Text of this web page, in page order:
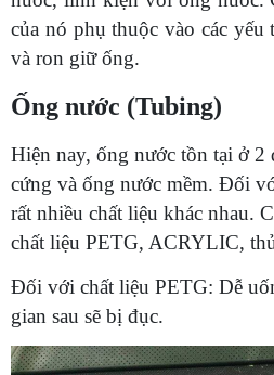
của nó phụ thuộc vào các
và ron giữ ống.
Ống nước (Tubing)
Hiện nay, ống nước tồn tại ở 2
cứng và ống nước mềm. Đối
rất nhiều chất liệu khác nhau.
chất liệu PETG, ACRYLIC,
Đối với chất liệu PETG: Dễ
gian sau sẽ bị đục.